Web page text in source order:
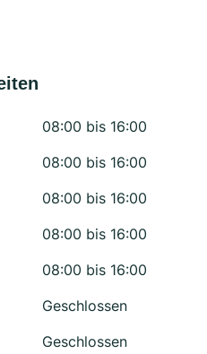
08:00 bis 16:00
08:00 bis 16:00
08:00 bis 16:00
08:00 bis 16:00
08:00 bis 16:00
Geschlossen
Geschlossen